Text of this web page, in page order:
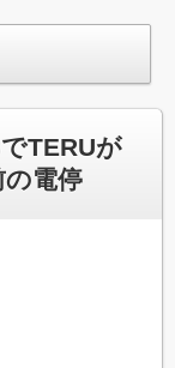
TERUが
電停